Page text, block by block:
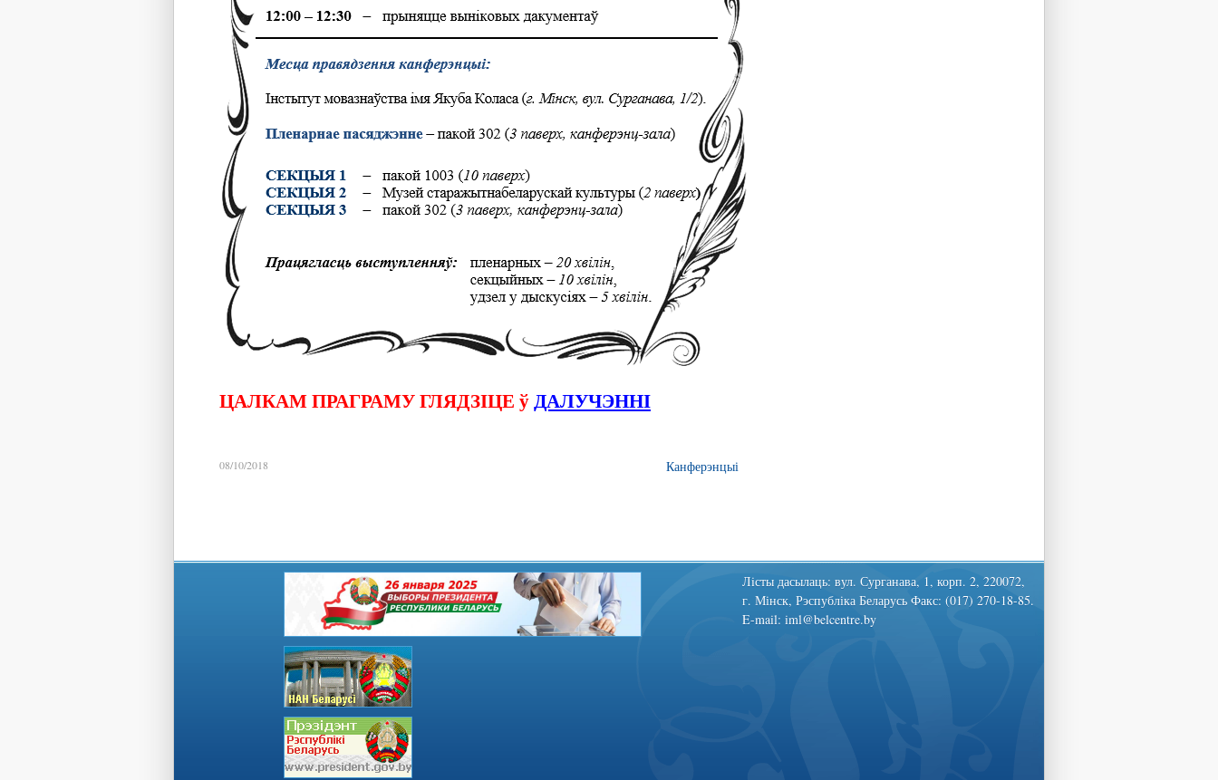
ЦАЛКАМ ПРАГРАМУ ГЛЯДЗІЦЕ ўДАЛУЧЭННІ
08/10/2018 Канферэнцыі
Лiсты дасылаць: вул. Сурганава, 1, корп. 2, 220072,
г. Мінск, Рэспубліка Беларусь Факс: (017) 270-18-85.
E-mail: iml@belcentre.by